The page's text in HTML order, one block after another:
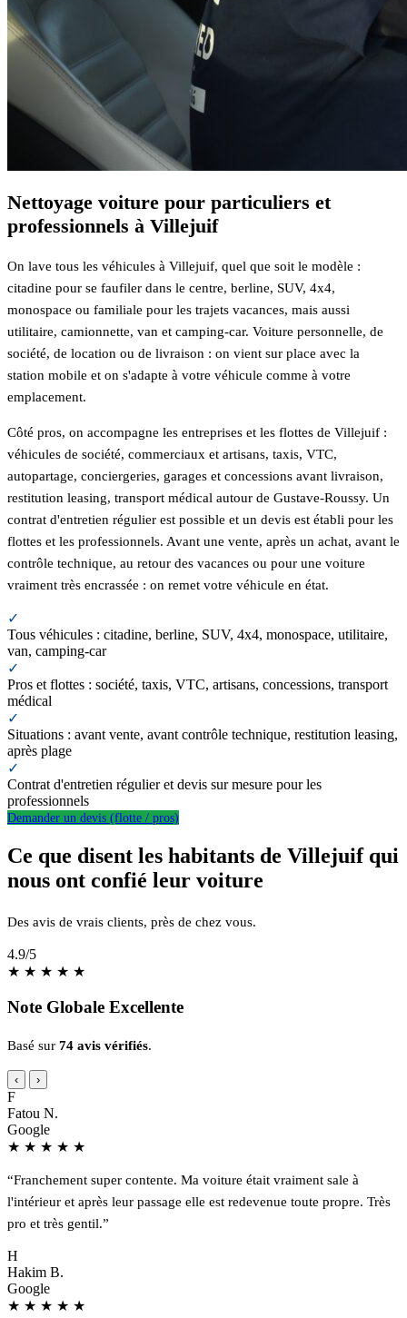
Nettoyage voiture pour particuliers et
professionnels à Villejuif
On lave tous les véhicules à Villejuif, quel que soit le modèle :
citadine pour se faufiler dans le centre, berline, SUV, 4x4,
monospace ou familiale pour les trajets vacances, mais aussi
utilitaire, camionnette, van et camping-car. Voiture personnelle, de
société, de location ou de livraison : on vient sur place avec la
station mobile et on s'adapte à votre véhicule comme à votre
emplacement.
Côté pros, on accompagne les entreprises et les flottes de Villejuif :
véhicules de société, commerciaux et artisans, taxis, VTC,
autopartage, conciergeries, garages et concessions avant livraison,
restitution leasing, transport médical autour de Gustave-Roussy. Un
contrat d'entretien régulier est possible et un devis est établi pour les
flottes et les professionnels. Avant une vente, après un achat, avant le
contrôle technique, au retour des vacances ou pour une voiture
vraiment très encrassée : on remet votre véhicule en état.
✓
Tous véhicules : citadine, berline, SUV, 4x4, monospace, utilitaire,
van, camping-car
✓
Pros et flottes : société, taxis, VTC, artisans, concessions, transport
médical
✓
Situations : avant vente, avant contrôle technique, restitution leasing,
après plage
✓
Contrat d'entretien régulier et devis sur mesure pour les
professionnels
Demander un devis (flotte / pros)
Ce que disent les habitants de Villejuif qui
nous ont confié leur voiture
Des avis de vrais clients, près de chez vous.
4.9/5
★ ★ ★ ★ ★
Note Globale Excellente
Basé sur 74 avis vérifiés.
‹ ›
F
Fatou N.
Google
★ ★ ★ ★ ★
“Franchement super contente. Ma voiture était vraiment sale à
l'intérieur et après leur passage elle est redevenue toute propre. Très
pro et très gentil.”
H
Hakim B.
Google
★ ★ ★ ★ ★